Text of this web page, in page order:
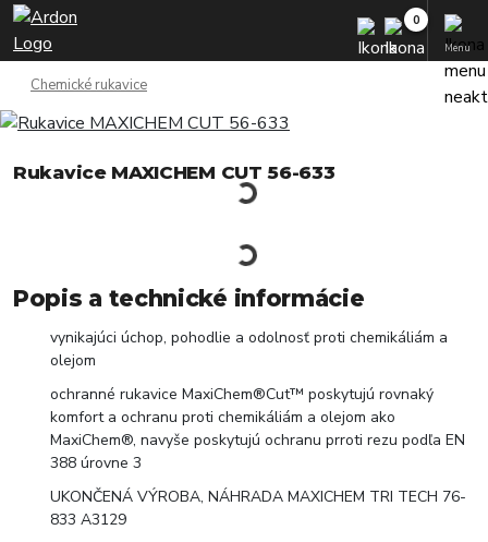
Menu
Chemické rukavice
Rukavice MAXICHEM CUT 56-633
Popis a technické informácie
vynikajúci úchop, pohodlie a odolnosť proti chemikáliám a
olejom
ochranné rukavice MaxiChem®Cut™ poskytujú rovnaký
komfort a ochranu proti chemikáliám a olejom ako
MaxiChem®, navyše poskytujú ochranu prroti rezu podľa EN
388 úrovne 3
UKONČENÁ VÝROBA, NÁHRADA MAXICHEM TRI TECH 76-
833 A3129